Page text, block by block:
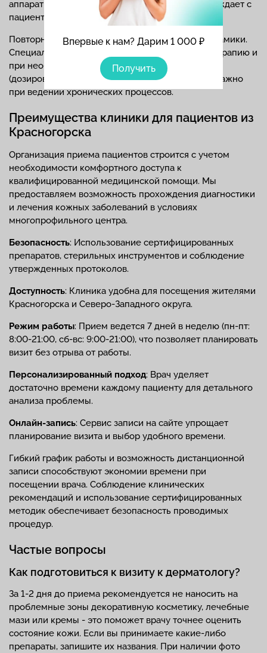
Впервые к нам? Дарим 1 000 ₽
Получить
аппаратных) формулируется диагноз. Врач обсуждает с
пациентом стратегию лечения.
Повторный прием необходим для контроля динамики.
Специалист оценивает реакцию организма на терапию и
при необходимости корректирует назначения
(дозировки, препараты, методы). Это особенно важно
при ведении хронических процессов.
Преимущества клиники для пациентов из
Красногорска
Организация приема пациентов строится с учетом
необходимости комфортного доступа к
квалифицированной медицинской помощи. Мы
предоставляем возможность прохождения диагностики
и лечения кожных заболеваний в условиях
многопрофильного центра.
Безопасность: Использование сертифицированных
препаратов, стерильных инструментов и соблюдение
утвержденных протоколов.
Доступность: Клиника удобна для посещения жителями
Красногорска и Северо-Западного округа.
Режим работы: Прием ведется 7 дней в неделю (пн-пт:
8:00-21:00, сб-вс: 9:00-21:00), что позволяет планировать
визит без отрыва от работы.
Персонализированный подход: Врач уделяет
достаточно времени каждому пациенту для детального
анализа проблемы.
Онлайн-запись: Сервис записи на сайте упрощает
планирование визита и выбор удобного времени.
Гибкий график работы и возможность дистанционной
записи способствуют экономии времени при
посещении врача. Соблюдение клинических
рекомендаций и использование сертифицированных
методик обеспечивает безопасность проводимых
процедур.
Частые вопросы
Как подготовиться к визиту к дерматологу?
За 1-2 дня до приема рекомендуется не наносить на
проблемные зоны декоративную косметику, лечебные
мази или кремы - это поможет врачу точнее оценить
состояние кожи. Если вы принимаете какие-либо
препараты, запишите их названия. При наличии фото